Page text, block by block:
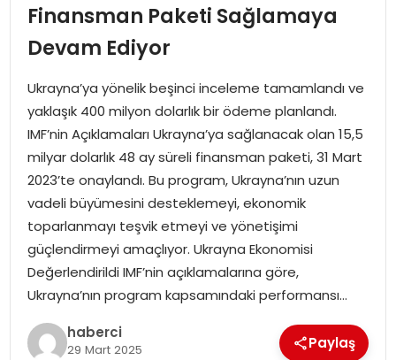
GÜNCEL
Finansman Paketi Sağlamaya
Devam Ediyor
Ukrayna’ya yönelik beşinci inceleme tamamlandı ve
yaklaşık 400 milyon dolarlık bir ödeme planlandı.
IMF’nin Açıklamaları Ukrayna’ya sağlanacak olan 15,5
milyar dolarlık 48 ay süreli finansman paketi, 31 Mart
2023’te onaylandı. Bu program, Ukrayna’nın uzun
vadeli büyümesini desteklemeyi, ekonomik
toparlanmayı teşvik etmeyi ve yönetişimi
güçlendirmeyi amaçlıyor. Ukrayna Ekonomisi
Değerlendirildi IMF’nin açıklamalarına göre,
Ukrayna’nın program kapsamındaki performansı…
haberci
29 Mart 2025 Paylaş